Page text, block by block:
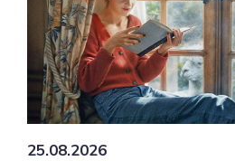
25.08.2026